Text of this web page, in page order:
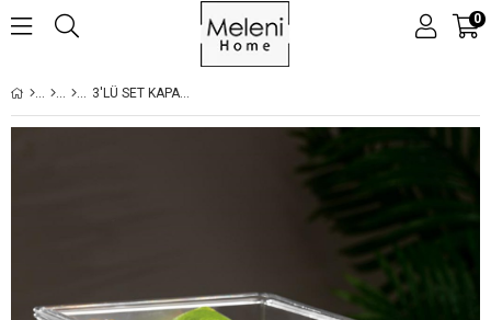
0
3'LÜ SET KAPAKLI BUZDOLABI DÜZENLEYICI BUZDOLABI İÇI DÜZENLEYICI ORGANIZER